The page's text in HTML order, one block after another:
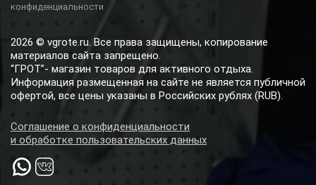
конфиденциальности
2026 © vgrote.ru. Все права защищены, копирование
материалов сайта запрещено.
“ГРОТ”- магазин товаров для активного отдыха.
Информация размещенная на сайте не является публичной
офертой, все цены указаны в Российских рублях (RUB).
Соглашение о конфиденциальности
и обработке пользовательских данных